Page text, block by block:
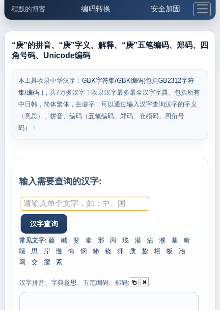
程默的博客 编码转换 安全加固
邮件工具 生活便民 更多工具
“庚”的拼音、“庚”字义、解释、“庚”五笔编码、郑码、四
角号码、Unicode编码
本工具收录中华汉字： GBK字符集/GBK编码(包括GB2312字符
集/编码 )，共7万多汉字！收录汉字最多最全汉字字典、包括所有
中日韩，简体繁体，生僻字，可以通过输入汉字查询汉字的字义
（意思）、拼音、编码（五笔编码、郑码、仓颉码、四角号
码）！
输入需要查询的汉字:
常见文字: 藤 碱 斐 泰 邢 丙 瑙 灌 沾 濮 暴
啃
喧
思 岸 慢 悔 悯 糁 铙 犴 质 鸷 栩 板
冶
阚
交 瘤 紊
汉字拼音、字典意思、五笔编码、郑码: